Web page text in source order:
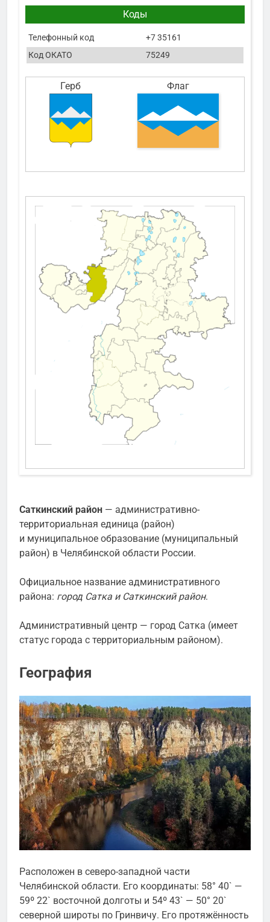
Коды
Телефонный код
+7 35161
Код ОКАТО
75249
Герб Флаг
Саткинский район — административно-
территориальная единица (район)
и муниципальное образование (муниципальный
район) в Челябинской области России.
Официальное название административного
района: город Сатка и Саткинский район.
Административный центр — город Сатка (имеет
статус города с территориальным районом).
География
Расположен в северо-западной части
Челябинской области. Его координаты: 58° 40` —
59º 22` восточной долготы и 54º 43` — 50° 20`
северной широты по Гринвичу. Его протяжённость